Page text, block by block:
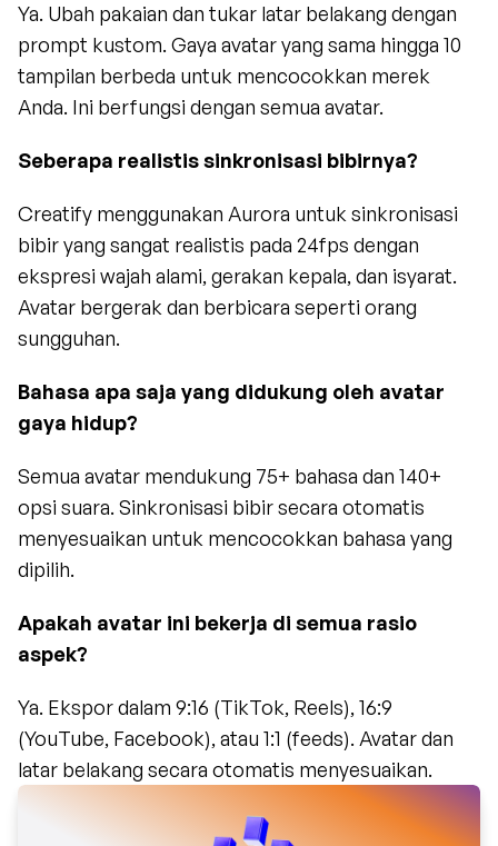
Ya. Ubah pakaian dan tukar latar belakang dengan
prompt kustom. Gaya avatar yang sama hingga 10
tampilan berbeda untuk mencocokkan merek
Anda. Ini berfungsi dengan semua avatar.
Seberapa realistis sinkronisasi bibirnya?
Creatify menggunakan Aurora untuk sinkronisasi
bibir yang sangat realistis pada 24fps dengan
ekspresi wajah alami, gerakan kepala, dan isyarat.
Avatar bergerak dan berbicara seperti orang
sungguhan.
Bahasa apa saja yang didukung oleh avatar
gaya hidup?
Semua avatar mendukung 75+ bahasa dan 140+
opsi suara. Sinkronisasi bibir secara otomatis
menyesuaikan untuk mencocokkan bahasa yang
dipilih.
Apakah avatar ini bekerja di semua rasio
aspek?
Ya. Ekspor dalam 9:16 (TikTok, Reels), 16:9
(YouTube, Facebook), atau 1:1 (feeds). Avatar dan
latar belakang secara otomatis menyesuaikan.